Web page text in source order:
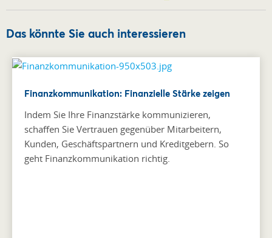
Das könnte Sie auch interessieren
Finanzkommunikation: Finanzielle Stärke zeigen
Indem Sie Ihre Finanzstärke kommunizieren,
schaffen Sie Vertrauen gegenüber Mitarbeitern,
Kunden, Geschäftspartnern und Kreditgebern. So
geht Finanzkommunikation richtig.